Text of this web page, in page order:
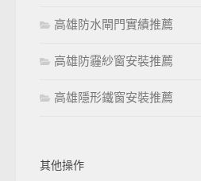
高雄防水閘門實績推薦
高雄防霾紗窗安裝推薦
高雄隱形鐵窗安裝推薦
其他操作